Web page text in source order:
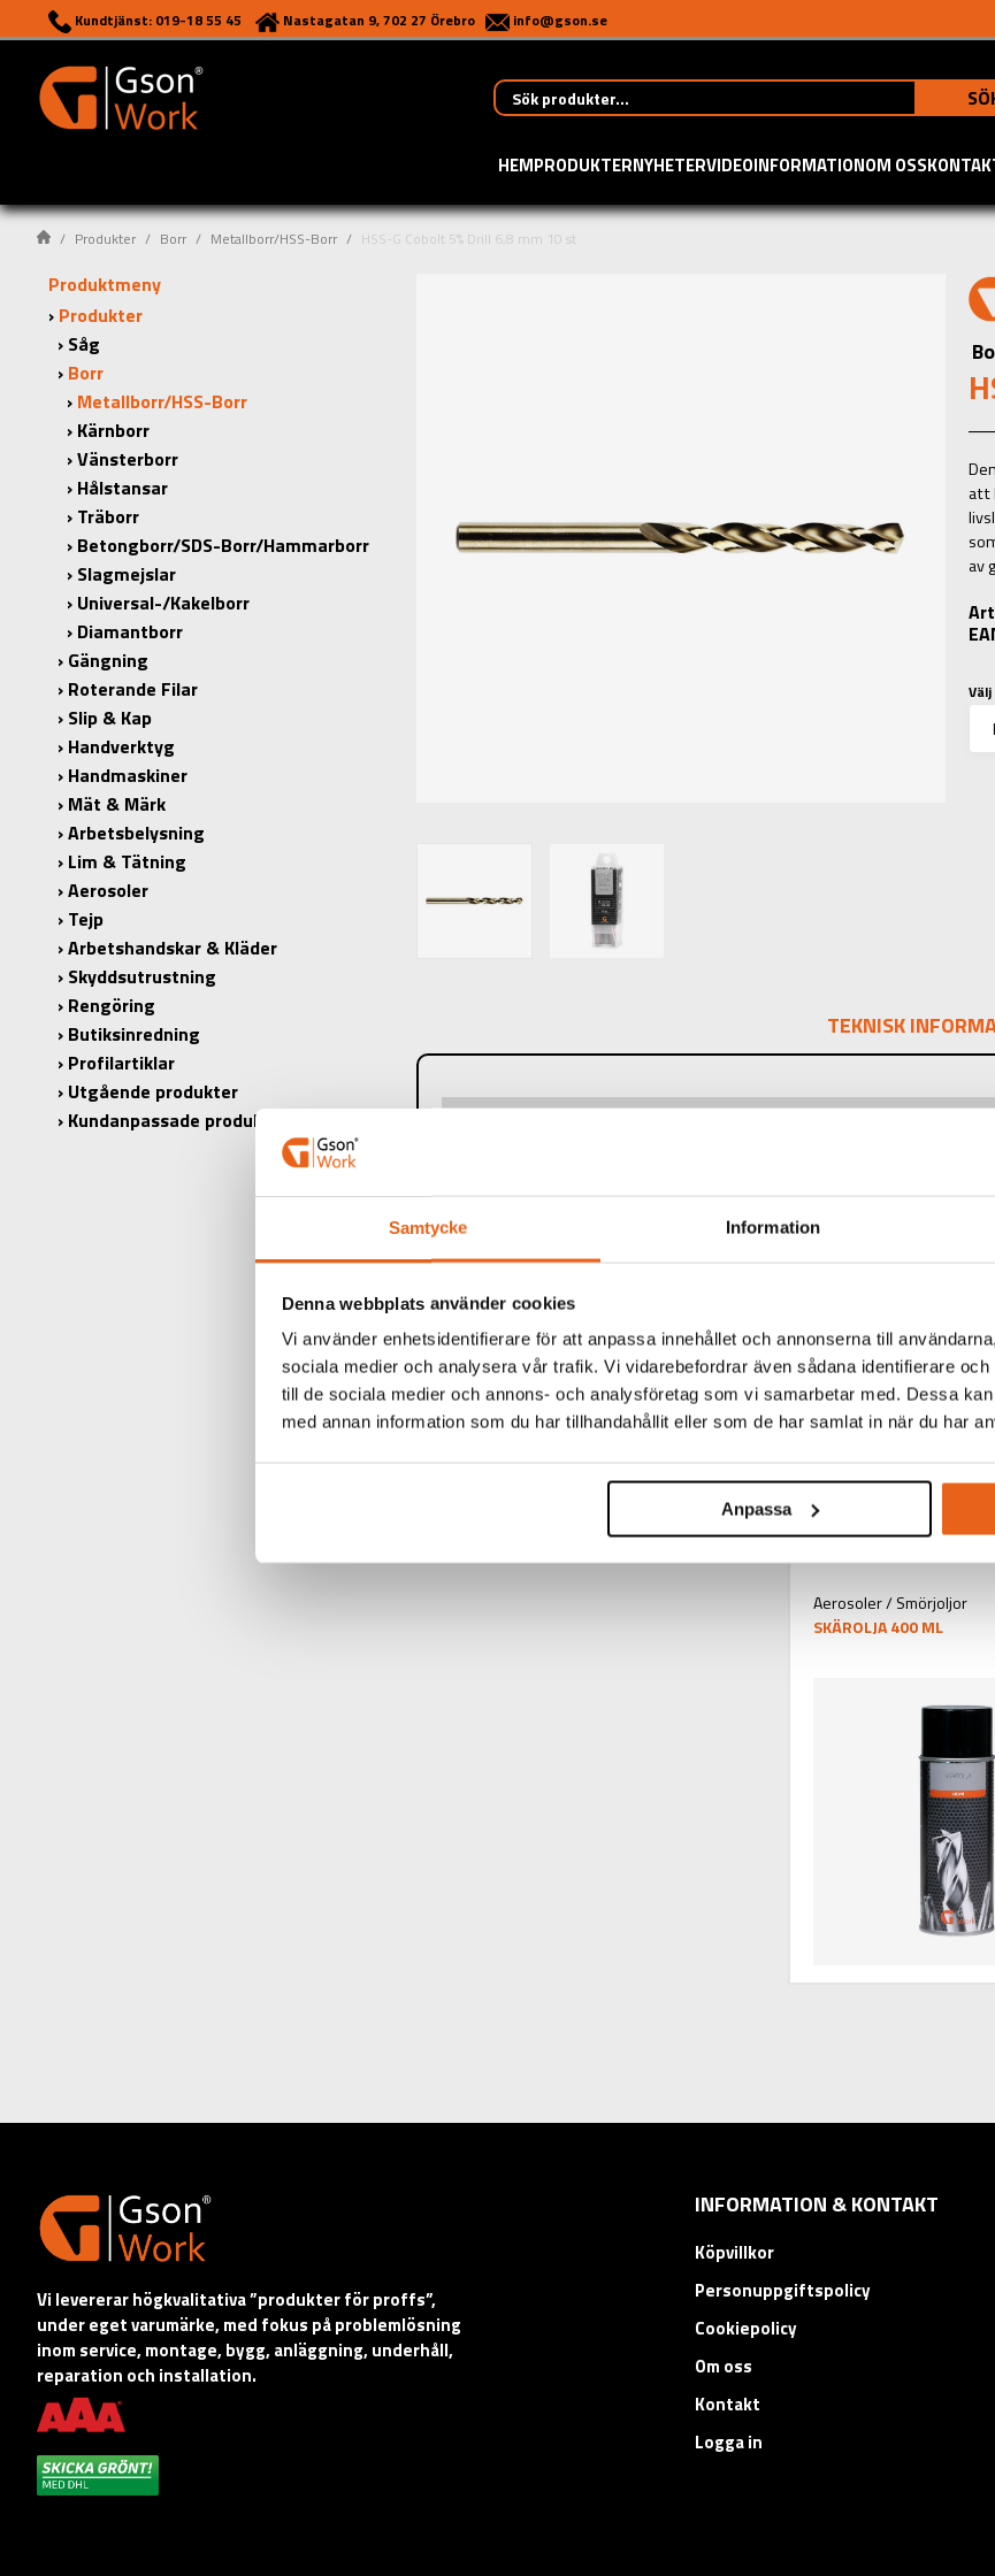
Samtycke Information
Denna webbplats använder cookies
Vi använder enhetsidentifierare för att anpassa innehållet och annonserna till
sociala medier och analysera vår trafik. Vi vidarebefordrar även sådana identifierare
till de sociala medier och annons- och analysföretag som vi samarbetar med. Dessa
med annan information som du har tillhandahållit eller som de har samlat in när du har
Anpassa
Kundtjänst: 019-18 55 45 Nastagatan 9, 702 27 Örebro info@gson.se
HEMPRODUKTERNYHETERVIDEOINFORMATIONOM OSS
Produkter Borr Metallborr/HSS-Borr HSS-G Cobolt 5% Drill 6,8 mm 10 st
Produktmeny
Produkter
Såg
Borr
Metallborr/HSS-Borr
Kärnborr
Vänsterborr
Hålstansar
Träborr
Betongborr/SDS-Borr/Hammarborr
Slagmejslar
Universal-/Kakelborr
Diamantborr
Gängning
Roterande Filar
Slip & Kap
Handverktyg
Handmaskiner
Mät & Märk
Arbetsbelysning
Lim & Tätning
Aerosoler
Tejp
Arbetshandskar & Kläder
Skyddsutrustning
Rengöring
Butiksinredning
Profilartiklar
Utgående produkter
Kundanpassade produkter
att
av
TEKNISK
L1:
109 mm
L2:
ANTAL I KARTONG:
5 st
RELATERADE PRODUKTER
Aerosoler / Smörjoljor
SKÄROLJA 400 ML
Vi levererar högkvalitativa ”produkter för proffs”,
under eget varumärke, med fokus på problemlösning
inom service, montage, bygg, anläggning, underhåll,
reparation och installation.
INFORMATION & KONTAKT
Köpvillkor
Personuppgiftspolicy
Cookiepolicy
Om oss
Kontakt
Logga in